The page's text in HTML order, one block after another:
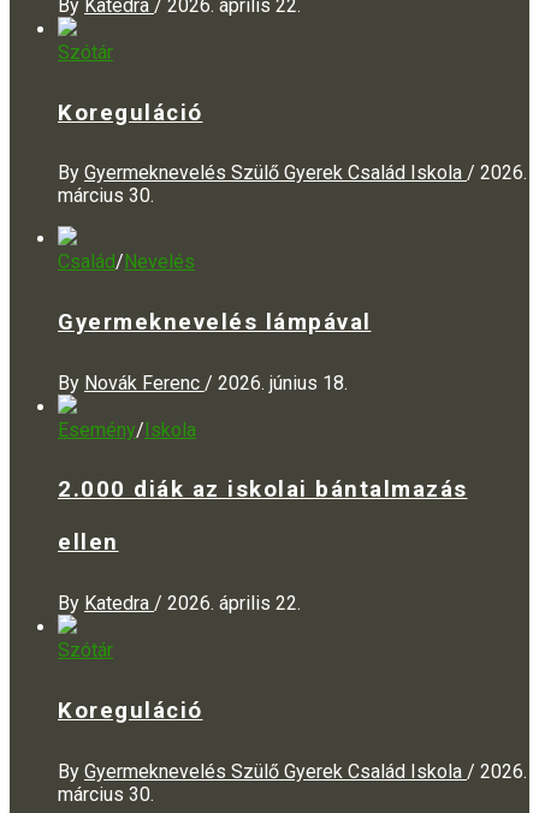
By Katedra / 2026. április 22.
Szótár
Koreguláció
By Gyermeknevelés Szülő Gyerek Család Iskola / 2026.
március 30.
Család/ Nevelés
Gyermeknevelés lámpával
By Novák Ferenc / 2026. június 18.
Esemény/Iskola
2.000 diák az iskolai bántalmazás
ellen
By Katedra / 2026. április 22.
Szótár
Koreguláció
By Gyermeknevelés Szülő Gyerek Család Iskola / 2026.
március 30.